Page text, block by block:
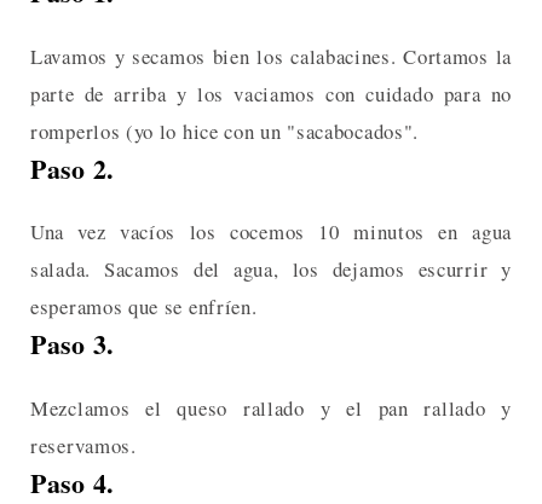
Lavamos y secamos bien los calabacines. Cortamos la
parte de arriba y los vaciamos con cuidado para no
romperlos (yo lo hice con un "sacabocados".
Paso 2.
Una vez vacíos los cocemos 10 minutos en agua
salada. Sacamos del agua, los dejamos escurrir y
esperamos que se enfríen.
Paso 3.
Mezclamos el queso rallado y el pan rallado y
reservamos.
Paso 4.